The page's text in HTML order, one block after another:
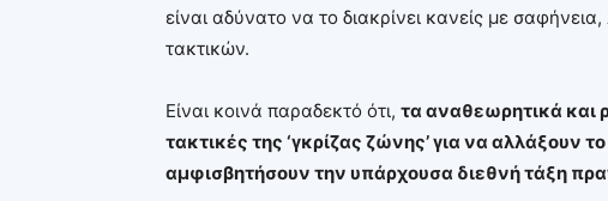
είναι αδύνατο να το διακρίνει κανείς με
τακτικών.
Είναι κοινά παραδεκτό ότι, τα αναθεωρητικά και
τακτικές της ‘γκρίζας ζώνης’ για να αλλάξουν
αμφισβητήσουν την υπάρχουσα διεθνή τάξη